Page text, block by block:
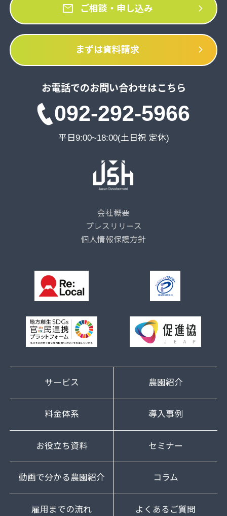
mail ご相談・申し込み chevron_right
まずは資料請求 chevron_right
お電話でのお問い合わせはこちら
092-292-5966
平日9:00~18:00(土日祝 定休)
会社概要
プレスリリース
個人情報保護方針
サービス 農園紹介
料金体系 導入事例
お役立ち資料 セミナー
動画で分かる農園紹介 コラム
雇用までの流れ よくあるご質問